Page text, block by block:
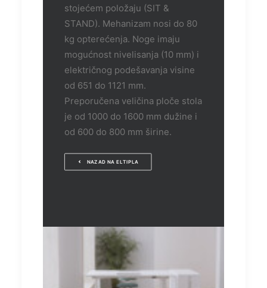
stojećem položaju (SIT &
STAND). Mehanizam nosi do 80
kg opterećenja. Noge imaju
mogućnost nivelisanja (10 mm) i
električnog podešavanja visine
od 651 do 1121 mm.
Preporučena veličina ploče stola
je od 1000 do 1600 mm dužine i
od 600 do 800 mm širine.
NAZAD NA ELTIPLA